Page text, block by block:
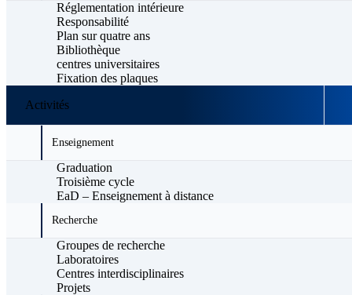
Réglementation intérieure
Responsabilité
Plan sur quatre ans
Bibliothèque
centres universitaires
Fixation des plaques
Activités
Enseignement
Graduation
Troisième cycle
EaD – Enseignement à distance
Recherche
Groupes de recherche
Laboratoires
Centres interdisciplinaires
Projets